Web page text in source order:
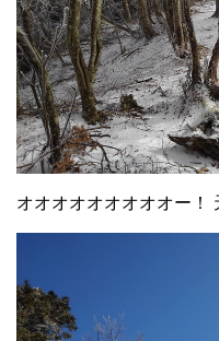
オオオオオオオオオー